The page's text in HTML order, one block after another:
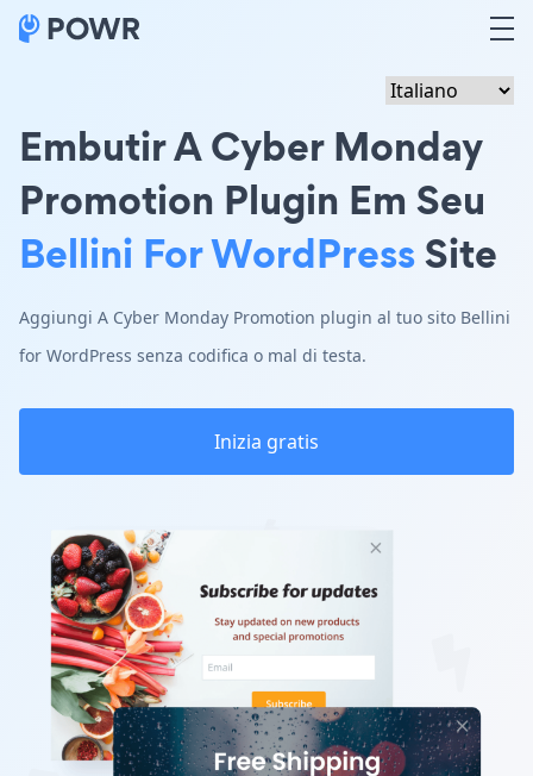
Embutir A Cyber Monday
Promotion Plugin Em Seu
Bellini For WordPressSite
Aggiungi A Cyber Monday Promotion plugin al tuo sito Bellini
for WordPress senza codifica o mal di testa.
Inizia gratis